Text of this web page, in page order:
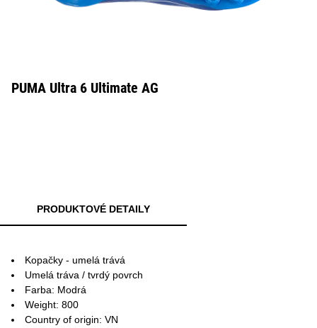
PUMA Ultra 6 Ultimate AG
PRODUKTOVÉ DETAILY
Kopačky - umelá trává
Umelá tráva / tvrdý povrch
Farba: Modrá
Weight: 800
Country of origin: VN